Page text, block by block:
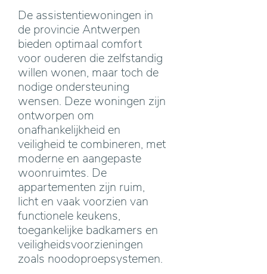
De assistentiewoningen in
de provincie Antwerpen
bieden optimaal comfort
voor ouderen die zelfstandig
willen wonen, maar toch de
nodige ondersteuning
wensen. Deze woningen zijn
ontworpen om
onafhankelijkheid en
veiligheid te combineren, met
moderne en aangepaste
woonruimtes. De
appartementen zijn ruim,
licht en vaak voorzien van
functionele keukens,
toegankelijke badkamers en
veiligheidsvoorzieningen
zoals noodoproepsystemen.